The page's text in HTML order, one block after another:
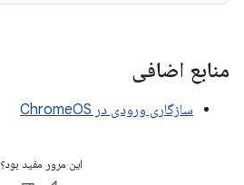
منابع اضافی
سازگاری ورودی در ChromeOS
این مرور مفید بود؟